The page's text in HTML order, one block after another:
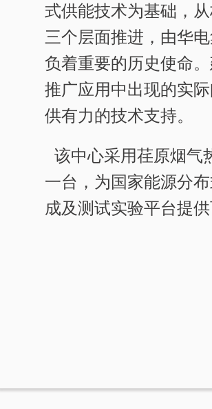
式供能技术为基础，
三个层面推进，由华
负着重要的历史使命
推广应用中出现的实
供有力的技术支持。
该中心采用荏原烟气
一台，为国家能源分
成及测试实验平台提